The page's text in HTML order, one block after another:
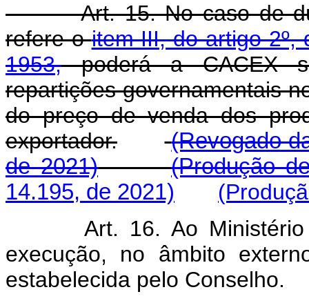
Art. 15. No caso de
refere oitem III, do artigo 2º,
1953,poderá a CACEX
repartições governamentais
do preço de venda dos
exportador.
(Revogado
de 2021)
(Produção
14.195, de 2021)
Art. 16. Ao
execução, no âmbito
estabelecida pelo Conselho.